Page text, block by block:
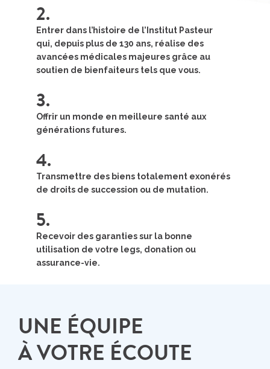
2.
Entrer dans l’histoire de l’Institut Pasteur
qui, depuis plus de 130 ans, réalise des
avancées médicales majeures grâce au
soutien de bienfaiteurs tels que vous.
3.
Offrir un monde en meilleure santé aux
générations futures.
4.
Transmettre des biens totalement exonérés
de droits de succession ou de mutation.
5.
Recevoir des garantiessur la bonne
utilisation de votre legs, donation ou
assurance-vie.
UNE ÉQUIPE
À VOTRE ÉCOUTE